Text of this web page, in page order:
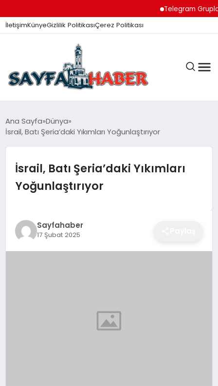
Telegram Grupları
İletişimKünyeGizlilik PolitikasıÇerez Politikası
ANA SAYFA
İZMIR HABERLERI
EĞITIM
Ana Sayfa Dünya
İsrail, Batı Şeria’daki Yıkımları Yoğunlaştırıyor
İsrail, Batı Şeria’daki Yıkımları
Yoğunlaştırıyor
Sayfahaber
17 Şubat 2025